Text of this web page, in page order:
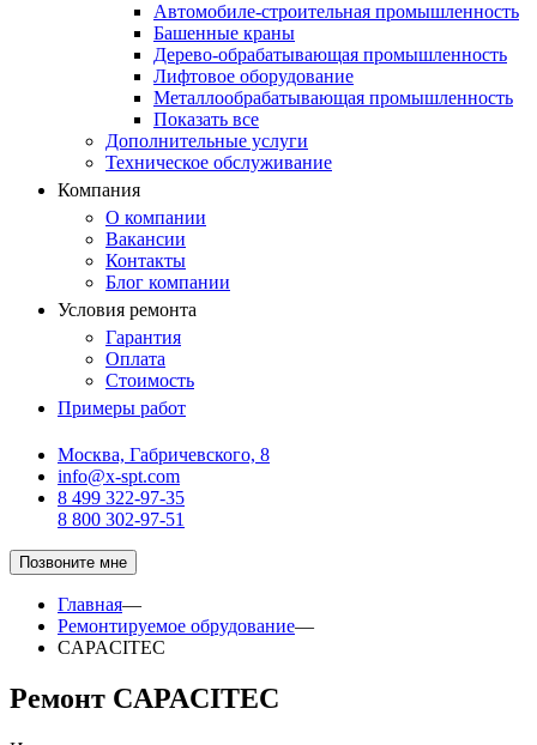
Автомобиле-строительная промышленность
Башенные краны
Дерево-обрабатывающая промышленность
Лифтовое оборудование
Металлообрабатывающая промышленность
Показать все
Дополнительные услуги
Техническое обслуживание
Компания
О компании
Вакансии
Контакты
Блог компании
Условия ремонта
Гарантия
Оплата
Стоимость
Примеры работ
Москва, Габричевского, 8
info@x-spt.com
8 499 322-97-35
8 800 302-97-51
Позвоните мне
Главная—
Ремонтируемое обрудование—
CAPACITEC
Ремонт CAPACITEC